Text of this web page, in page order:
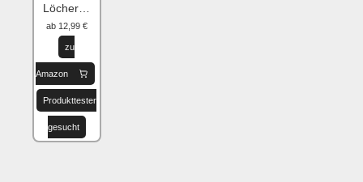
Löcher flicken
ab 12,99 €
zu
Amazon
Produkttester
gesucht